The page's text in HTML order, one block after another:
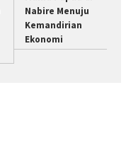
Nabire Menuju
Kemandirian
Ekonomi